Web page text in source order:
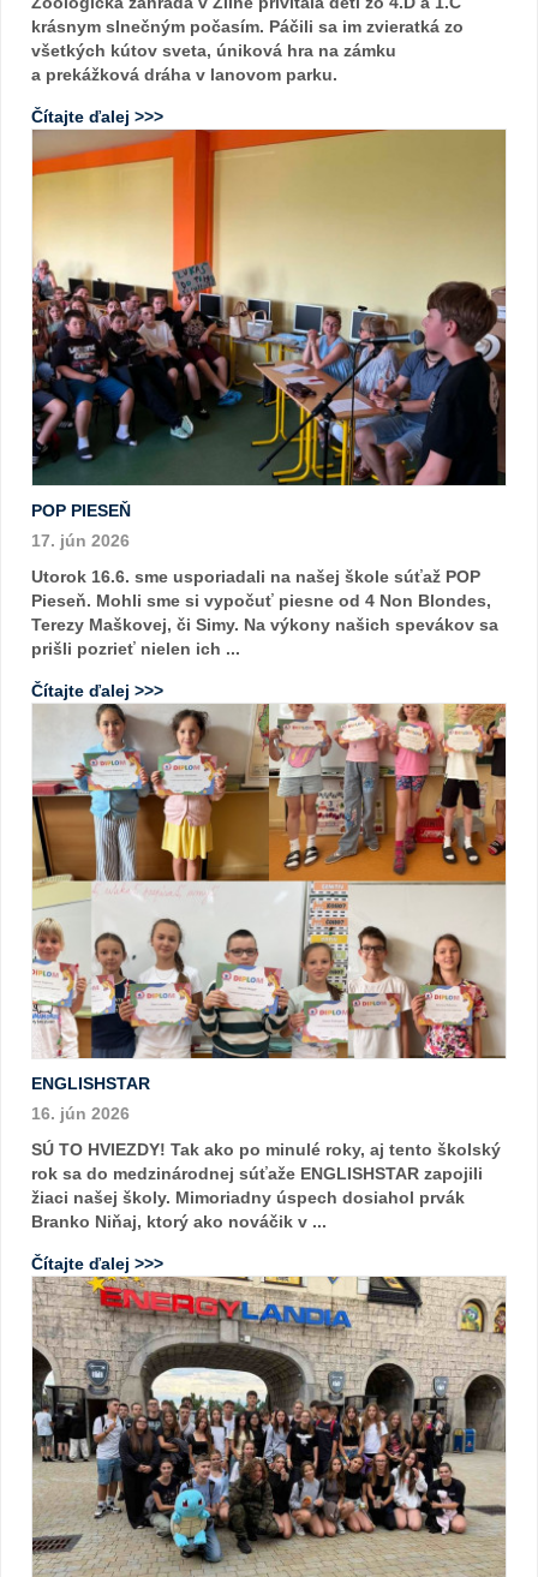
krásnym slnečným počasím. Páčili sa im zvieratká zo
všetkých kútov sveta, úniková hra na zámku
a prekážková dráha v lanovom parku.
Čítajte ďalej >>>
POP PIESEŇ
17. jún 2026
Utorok 16.6. sme usporiadali na našej škole súťaž POP
Pieseň. Mohli sme si vypočuť piesne od 4 Non Blondes,
Terezy Maškovej, či Simy. Na výkony našich spevákov sa
prišli pozrieť nielen ich ...
Čítajte ďalej >>>
ENGLISHSTAR
16. jún 2026
SÚ TO HVIEZDY! Tak ako po minulé roky, aj tento školský
rok sa do medzinárodnej súťaže ENGLISHSTAR zapojili
žiaci našej školy. Mimoriadny úspech dosiahol prvák
Branko Niňaj, ktorý ako nováčik v ...
Čítajte ďalej >>>